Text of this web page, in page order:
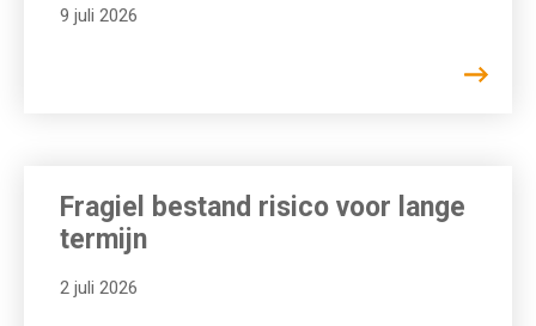
9 juli 2026
Fragiel bestand risico voor lange
termijn
2 juli 2026